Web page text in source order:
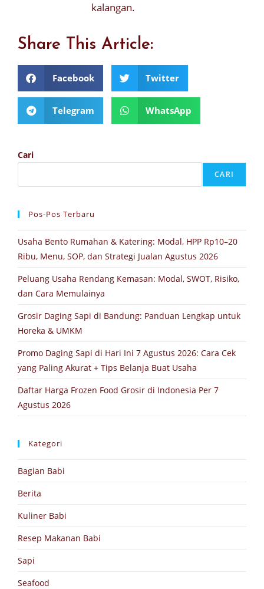
Cari
CARI
Pos-Pos Terbaru
Usaha Bento Rumahan & Katering: Modal, HPP Rp10–20
Ribu, Menu, SOP, dan Strategi Jualan Agustus 2026
Peluang Usaha Rendang Kemasan: Modal, SWOT, Risiko,
dan Cara Memulainya
Grosir Daging Sapi di Bandung: Panduan Lengkap untuk
Horeka & UMKM
Promo Daging Sapi di Hari Ini 7 Agustus 2026: Cara Cek
yang Paling Akurat + Tips Belanja Buat Usaha
Daftar Harga Frozen Food Grosir di Indonesia Per 7
Agustus 2026
Kategori
Bagian Babi
Berita
Kuliner Babi
Resep Makanan Babi
Sapi
Seafood
kalangan.
Share This Article:
Facebook Twitter
Telegram WhatsApp